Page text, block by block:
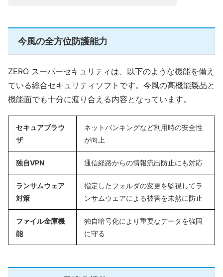
今風の全方位防護能力
ZERO スーパーセキュリティは、以下のような機能を備え
ている総合セキュリティソフトです。今風の高機能製品と
機能面でも十分に渡り合える内容となっています。
セキュアブラウ
ザ
ネットバンキングなど利用時の安全性
が向上
独自VPN 通信経路からの情報流出防止にも対応
ランサムウェア
対策
指定したフォルダの変更を監視してラ
ンサムウェアによる被害を未然に防止
ファイル金庫機
能
独自暗号化により重要なデータを強固
に守る